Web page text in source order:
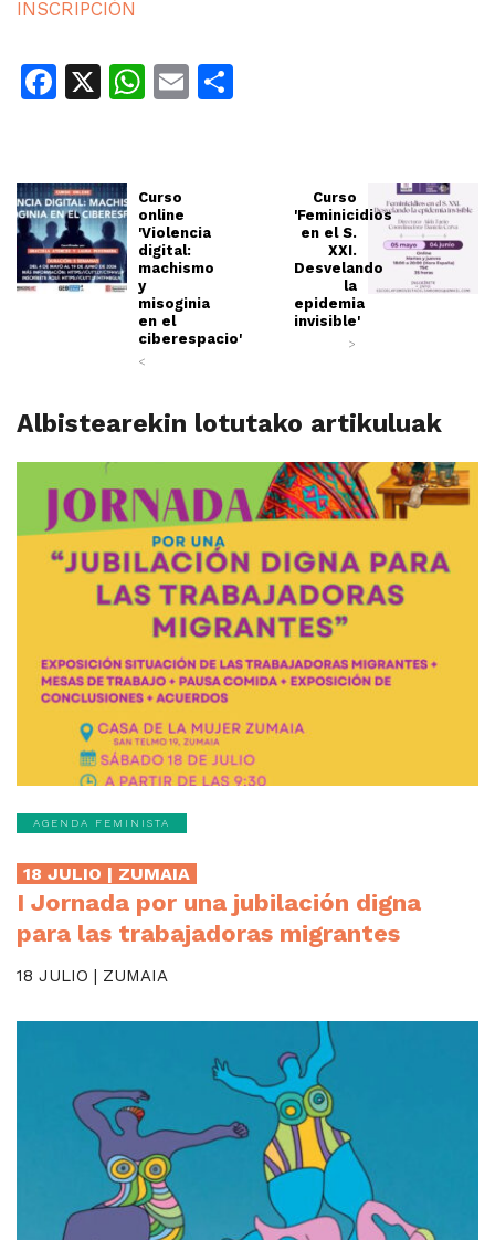
INSCRIPCIÓN
Facebook
X WhatsApp
Email
Curso
online
'Violencia
digital:
machismo
y
misoginia
en el
ciberespacio'
<
Curso
'Feminicidios
en el S.
XXI.
Desvelando
la
epidemia
invisible'
>
Albistearekin lotutako artikuluak
AGENDA FEMINISTA
18 JULIO | ZUMAIA
I Jornada por una jubilación digna
para las trabajadoras migrantes
18 JULIO | ZUMAIA